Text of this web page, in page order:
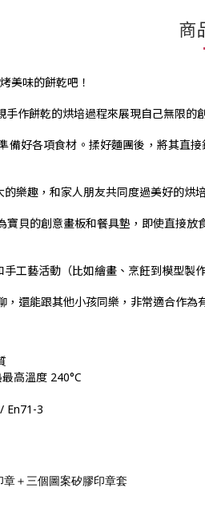
商
美味的餅乾吧！
手作餅乾的烘培過程來展現自己無限
備好各項食材。揉好麵團後，將其
樂趣，和家人朋友共同度過美好的烘
貝的創意畫板和餐具墊，即使直接
工藝活動（比如繪畫、烹飪到模型製
還能跟其他小孩同樂，非常適合作為
高溫度 240°C
En71-3
章＋三個圖案矽膠印章套